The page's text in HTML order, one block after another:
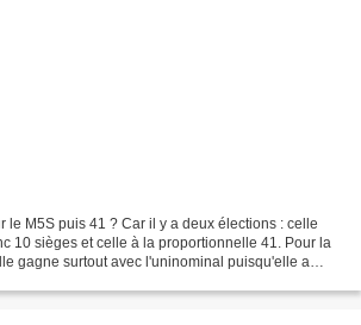
le M5S puis 41 ? Car il y a deux élections : celle
10 sièges et celle à la proportionnelle 41. Pour la
gagne surtout avec l'uninominal puisqu'elle a